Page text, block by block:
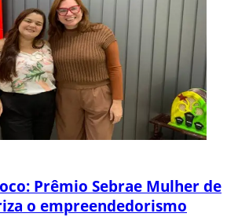
Prêmio Sebrae Mulher de
o empreendedorismo